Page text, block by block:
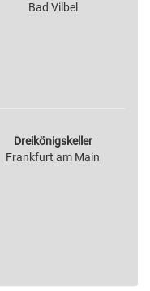
Bad Vilbel
Dreikönigskeller
Frankfurt am Main